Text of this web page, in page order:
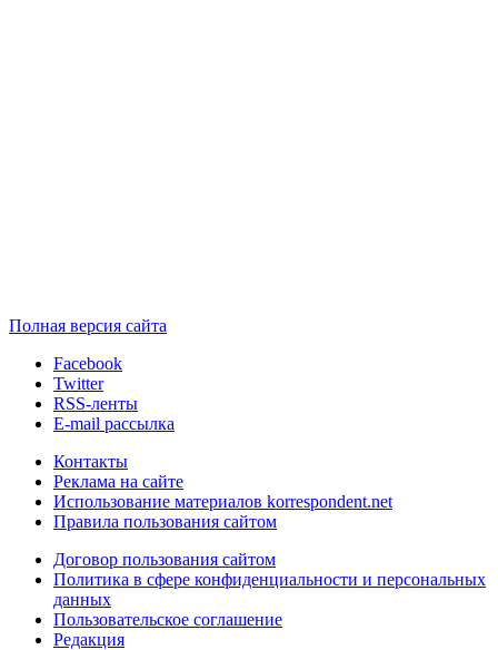
Полная версия сайта
Facebook
Twitter
RSS-ленты
E-mail рассылка
Контакты
Реклама на сайте
Использование материалов korrespondent.net
Правила пользования сайтом
Договор пользования сайтом
Политика в сфере конфиденциальности и персональных
данных
Пользовательское соглашение
Редакция